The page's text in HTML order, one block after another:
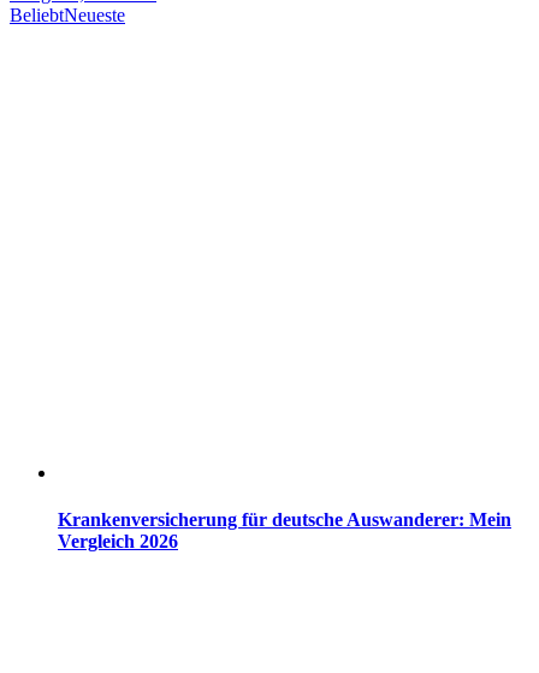
BeliebtNeueste
Krankenversicherung für deutsche Auswanderer: Mein
Vergleich 2026